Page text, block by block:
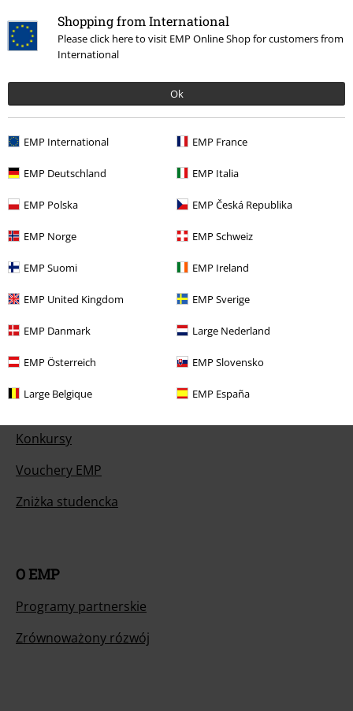
Shopping from International
Please click here to visit EMP Online Shop for customers from
International
Ok
EMP International EMP France
EMP Deutschland EMP Italia
EMP Polska EMP Česká Republika
EMP Norge EMP Schweiz
EMP Suomi EMP Ireland
EMP United Kingdom EMP Sverige
EMP Danmark Large Nederland
EMP Österreich EMP Slovensko
Large Belgique EMP España
Będziemy dostępni ponownie: Poniedziałek od 09:00 do 17:00.
informacji
Obsługa Klienta
FAQ
Polityka Zwrotów
Zwróć artykuł
Ogólne informacje o rozmiarach
Opuść Backstage Club
Metody płatności
Oferty dla Ciebie
Konkursy
Vouchery EMP
Zniżka studencka
O EMP
Programy partnerskie
Zrównoważony rózwój